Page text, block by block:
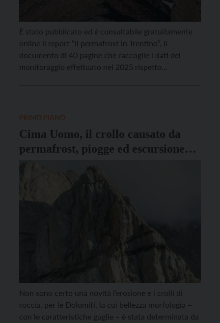
È stato pubblicato ed è consultabile gratuitamente
online il report “Il permafrost in Trentino”, il
documento di 40 pagine che raccoglie i dati del
monitoraggio effettuato nel 2025 rispetto
Cima Uomo, il crollo causato da
permafrost, piogge ed escursione
termica
Non sono certo una novità l’erosione e i crolli di
roccia, per le Dolomiti, la cui bellezza morfologia –
con le caratteristiche guglie – è stata determinata da